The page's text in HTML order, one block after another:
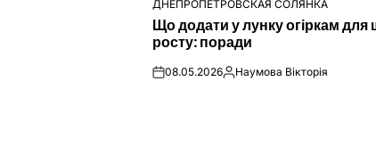
ОПУБЛІКУВАТИ
У
ДНЕПРОПЕТРОВСКАЯ СОЛЯНКА
Що додати у лунку огіркам для
росту: поради
on08.05.2026Опубліковано
Наумова Вікторія